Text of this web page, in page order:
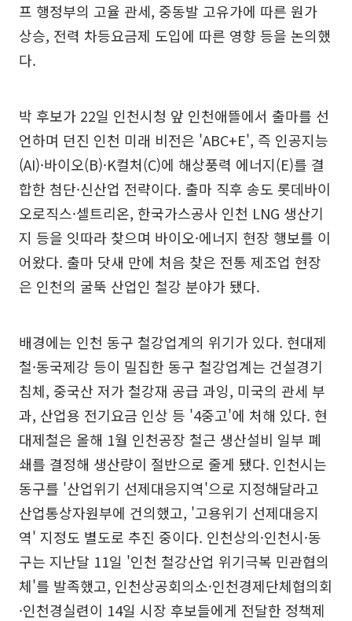
프 행정부의 고율 관세, 중동발 고유가에 따른 원가
상승, 전력 차등요금제 도입에 따른 영향 등을 논의했
다.
박 후보가 22일 인천시청 앞 인천애뜰에서 출마를 선
언하며 던진 인천 미래 비전은 'ABC+E', 즉 인공지능
(AI)·바이오(B)·K컬처(C)에 해상풍력 에너지(E)를 결
합한 첨단·신산업 전략이다. 출마 직후 송도 롯데바이
오로직스·셀트리온, 한국가스공사 인천 LNG 생산기
지 등을 잇따라 찾으며 바이오·에너지 현장 행보를 이
어왔다. 출마 닷새 만에 처음 찾은 전통 제조업 현장
은 인천의 굴뚝 산업인 철강 분야가 됐다.
배경에는 인천 동구 철강업계의 위기가 있다. 현대제
철·동국제강 등이 밀집한 동구 철강업계는 건설경기
침체, 중국산 저가 철강재 공급 과잉, 미국의 관세 부
과, 산업용 전기요금 인상 등 '4중고'에 처해 있다. 현
대제철은 올해 1월 인천공장 철근 생산설비 일부 폐
쇄를 결정해 생산량이 절반으로 줄게 됐다. 인천시는
동구를 '산업위기 선제대응지역'으로 지정해달라고
산업통상자원부에 건의했고, '고용위기 선제대응지
역' 지정도 별도로 추진 중이다. 인천상의·인천시·동
구는 지난달 11일 '인천 철강산업 위기극복 민관협의
체'를 발족했고, 인천상공회의소·인천경제단체협의회
·인천경실련이 14일 시장 후보들에게 전달한 정책제